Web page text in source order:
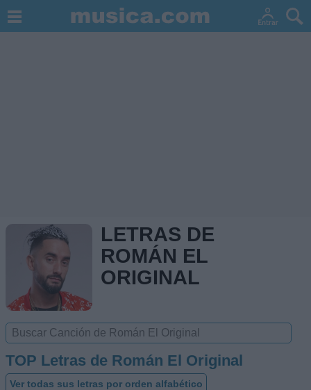
LETRAS DE
ROMÁN EL
ORIGINAL
TOP Letras de Román El Original
Ver todas sus letras por orden alfabético